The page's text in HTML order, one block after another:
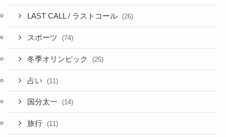
LAST CALL / ラストコール (26)
スポーツ (74)
冬季オリンピック (25)
占い (11)
国分太一 (14)
旅行 (11)